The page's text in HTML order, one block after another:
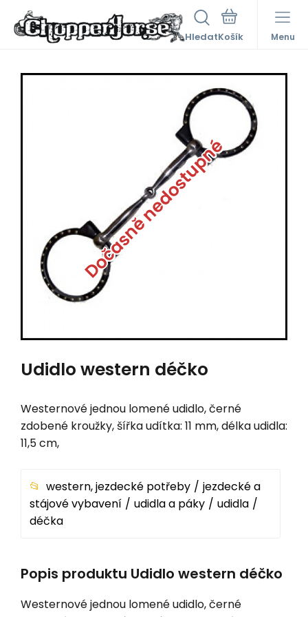
Hledat Menu
Dočasně nedostupné
Udidlo western déčko
Westernové jednou lomené udidlo, černé
zdobené kroužky, šířka udítka: 11 mm, délka udidla:
11,5 cm,
western, jezdecké potřeby
jezdecké a
stájové vybavení
udidla a páky
udidla
déčka
Popis produktu Udidlo western déčko
Westernové jednou lomené udidlo, černé